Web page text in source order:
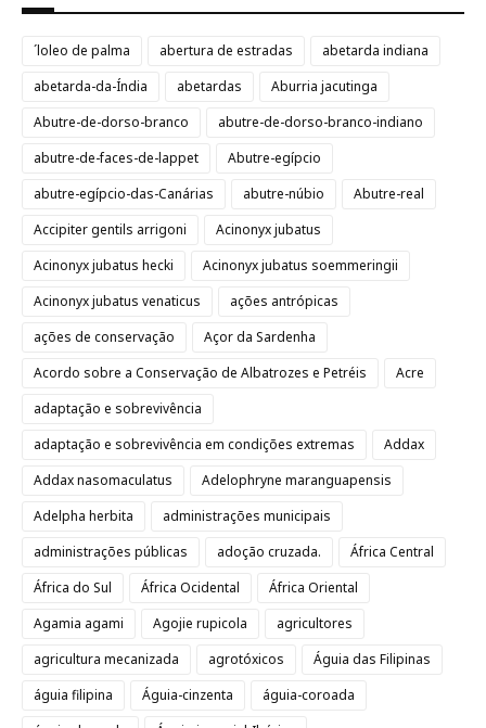
´loleo de palma abertura de estradas
abetarda indiana
abetarda-da-Índia
abetardas
Aburria jacutinga
Abutre-de-dorso-branco
abutre-de-dorso-branco-indiano
abutre-de-faces-de-lappet
Abutre-egípcio
abutre-egípcio-das-Canárias
abutre-núbio
Abutre-real
Accipiter gentils arrigoni
Acinonyx jubatus
Acinonyx jubatus hecki
Acinonyx jubatus soemmeringii
Acinonyx jubatus venaticus
ações antrópicas
ações de conservação
Açor da Sardenha
Acordo sobre a Conservação de Albatrozes e Petréis
Acre
adaptação e sobrevivência
adaptação e sobrevivência em condições extremas
Addax
Addax nasomaculatus
Adelophryne maranguapensis
Adelpha herbita
administrações municipais
administrações públicas
adoção cruzada.
África Central
África do Sul
África Ocidental
África Oriental
Agamia agami
Agojie rupicola
agricultores
agricultura mecanizada
agrotóxicos
Águia das Filipinas
águia filipina
Águia-cinzenta
águia-coroada